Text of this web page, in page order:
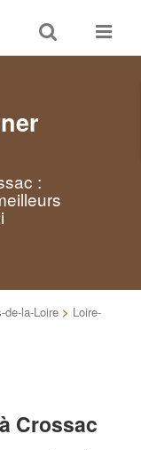
Toggle
search
Toggle
:
de-la-Loire > Loire-
Crossac